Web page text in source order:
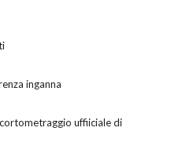
inganna
uffiiciale di